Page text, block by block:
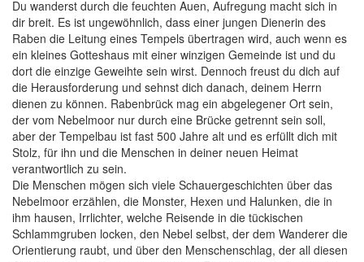
Du wanderst durch die feuchten Auen, Aufregung macht sich in
dir breit. Es ist ungewöhnlich, dass einer jungen Dienerin des
Raben die Leitung eines Tempels übertragen wird, auch wenn es
ein kleines Gotteshaus mit einer winzigen Gemeinde ist und du
dort die einzige Geweihte sein wirst. Dennoch freust du dich auf
die Herausforderung und sehnst dich danach, deinem Herrn
dienen zu können. Rabenbrück mag ein abgelegener Ort sein,
der vom Nebelmoor nur durch eine Brücke getrennt sein soll,
aber der Tempelbau ist fast 500 Jahre alt und es erfüllt dich mit
Stolz, für ihn und die Menschen in deiner neuen Heimat
verantwortlich zu sein.
Die Menschen mögen sich viele Schauergeschichten über das
Nebelmoor erzählen, die Monster, Hexen und Halunken, die in
ihm hausen, Irrlichter, welche Reisende in die tückischen
Schlammgruben locken, den Nebel selbst, der dem Wanderer die
Orientierung raubt, und über den Menschenschlag, der all diesen